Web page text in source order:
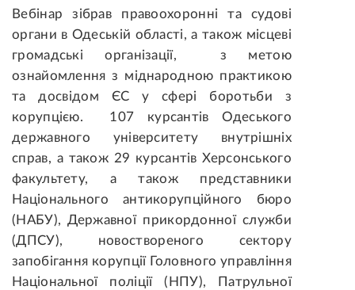
Вебінар зібрав правоохоронні та судові
органи в Одеській області, а також місцеві
громадські організації, з метою
ознайомлення з міднародною практикою
та досвідом ЄС у сфері боротьби з
корупцією. 107 курсантів Одеського
державного університету внутрішніх
справ, а також 29 курсантів Херсонського
факультету, а також представники
Національного антикорупційного бюро
(НАБУ), Державної прикордонної служби
(ДПСУ), новоствореного сектору
запобігання корупції Головного управління
Національної поліції (НПУ), Патрульної